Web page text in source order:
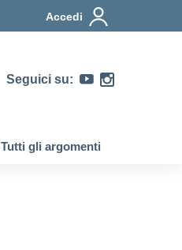
Accedi
Seguici su:
Tutti gli argomenti